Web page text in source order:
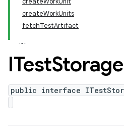
createWorkUnits
fetchTestArtifact
ITestStorage
public interface